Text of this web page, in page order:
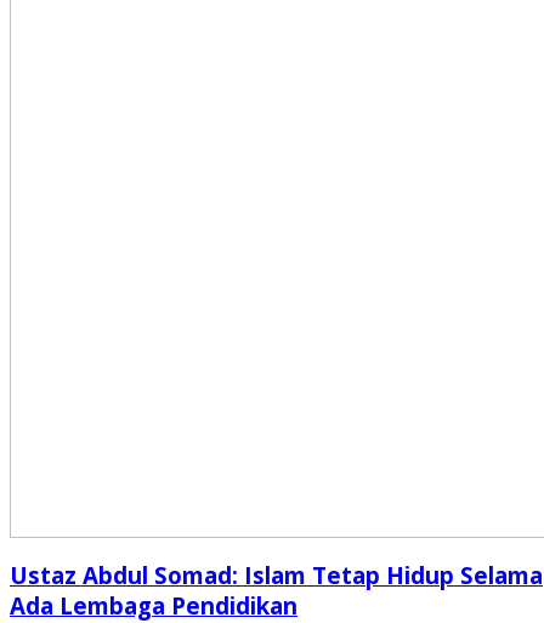
Ustaz Abdul Somad: Islam Tetap Hidup Selama
Ada Lembaga Pendidikan